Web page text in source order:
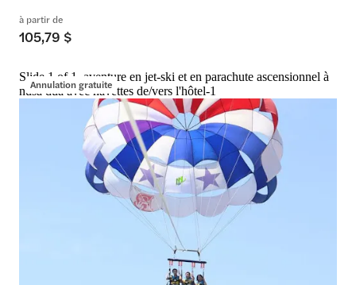
à partir de
105,79 $
Annulation gratuite
Slide 1 of 1, aventure en jet-ski et en parachute ascensionnel à
nusa dua avec navettes de/vers l'hôtel-1